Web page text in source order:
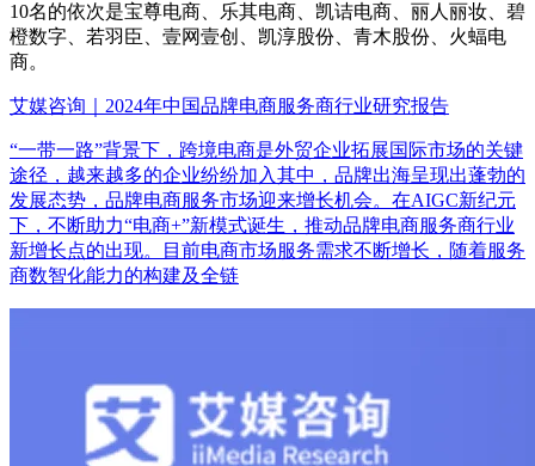
10名的依次是宝尊电商、乐其电商、凯诘电商、丽人丽妆、碧
橙数字、若羽臣、壹网壹创、凯淳股份、青木股份、火蝠电
商。
艾媒咨询｜2024年中国品牌电商服务商行业研究报告
“一带一路”背景下，跨境电商是外贸企业拓展国际市场的关键
途径，越来越多的企业纷纷加入其中，品牌出海呈现出蓬勃的
发展态势，品牌电商服务市场迎来增长机会。在AIGC新纪元
下，不断助力“电商+”新模式诞生，推动品牌电商服务商行业
新增长点的出现。目前电商市场服务需求不断增长，随着服务
商数智化能力的构建及全链